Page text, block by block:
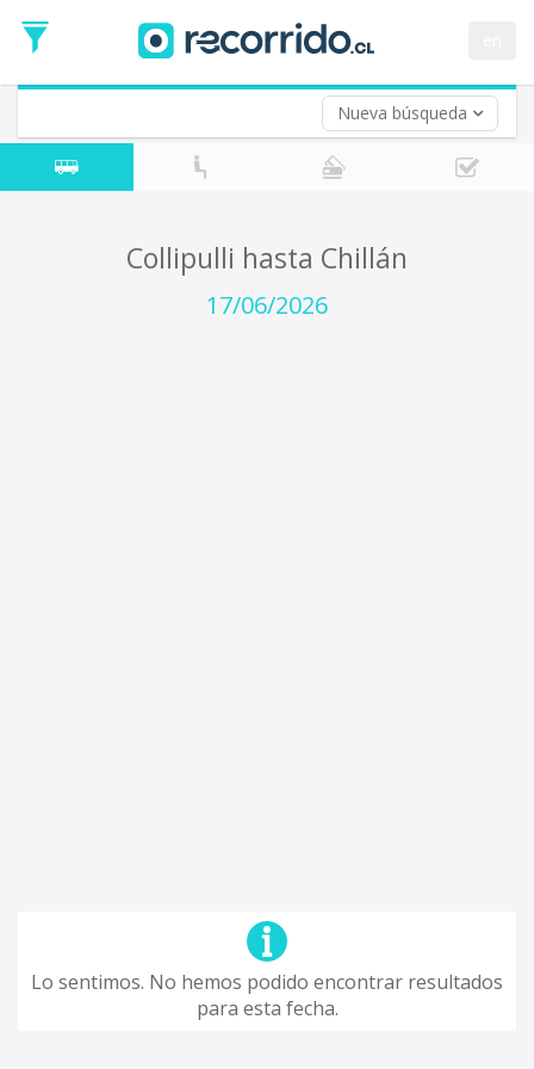
Nueva búsqueda
de
Ida
Vuelta (opcional)
Fecha
de
Collipulli hasta Chillán
17/06/2026
Lo sentimos. No hemos podido encontrar resultados
para esta fecha.